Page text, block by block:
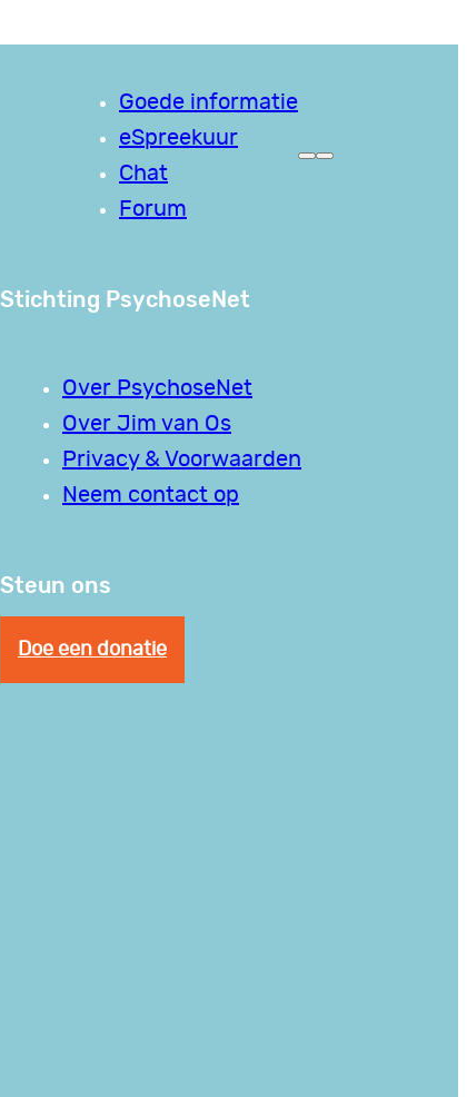
Goede informatie
eSpreekuur
Chat
Forum
Stichting PsychoseNet
Over PsychoseNet
Over Jim van Os
Privacy & Voorwaarden
Neem contact op
Steun ons
Doe een donatie